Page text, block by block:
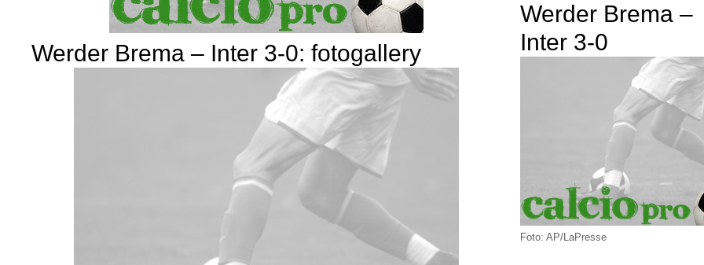
Werder Brema – Inter 3-0: fotogallery
Werder Brema –
Inter 3-0
Foto: AP/LaPresse